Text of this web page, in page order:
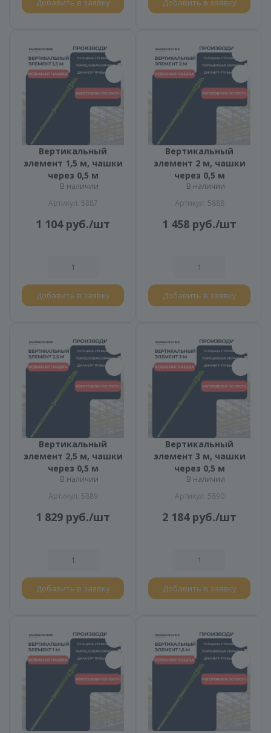
Добавить в заявку Добавить в заявку
Вертикальный
элемент 1,5 м, чашки
через 0,5 м
В наличии
Артикул: 5887
1 104руб./шт
Добавить в заявку
Вертикальный
элемент 2 м, чашки
через 0,5 м
В наличии
Артикул: 5888
1 458 руб./шт
Добавить в заявку
Вертикальный
элемент 2,5 м, чашки
через 0,5 м
В наличии
Артикул: 5889
1 829 руб./шт
Добавить в заявку
Вертикальный
элемент 3 м, чашки
через 0,5 м
В наличии
Артикул: 5890
2 184руб./шт
Добавить в заявку